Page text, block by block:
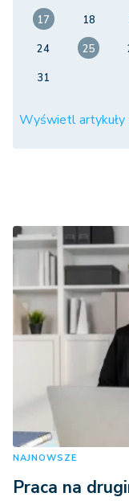
17
18
24
25
31
Wyświetl artykuły
NAJNOWSZE
Praca na